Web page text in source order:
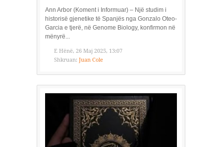
Ann Arbor (Koment i Informuar) – Një studim i
historisë gjenetike të Spanjës nga Gonzalo Oteo-
Garcia e tjerë, në Genome Biology, konfirmon në
mënyrë...
E Hënë, 26 Maj 2025, 13:07
Shkruan: Juan Cole